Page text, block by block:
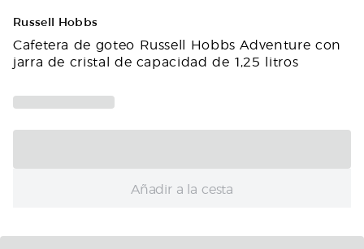
Russell Hobbs
Cafetera de goteo Russell Hobbs Adventure con
jarra de cristal de capacidad de 1,25 litros
Añadir a la cesta